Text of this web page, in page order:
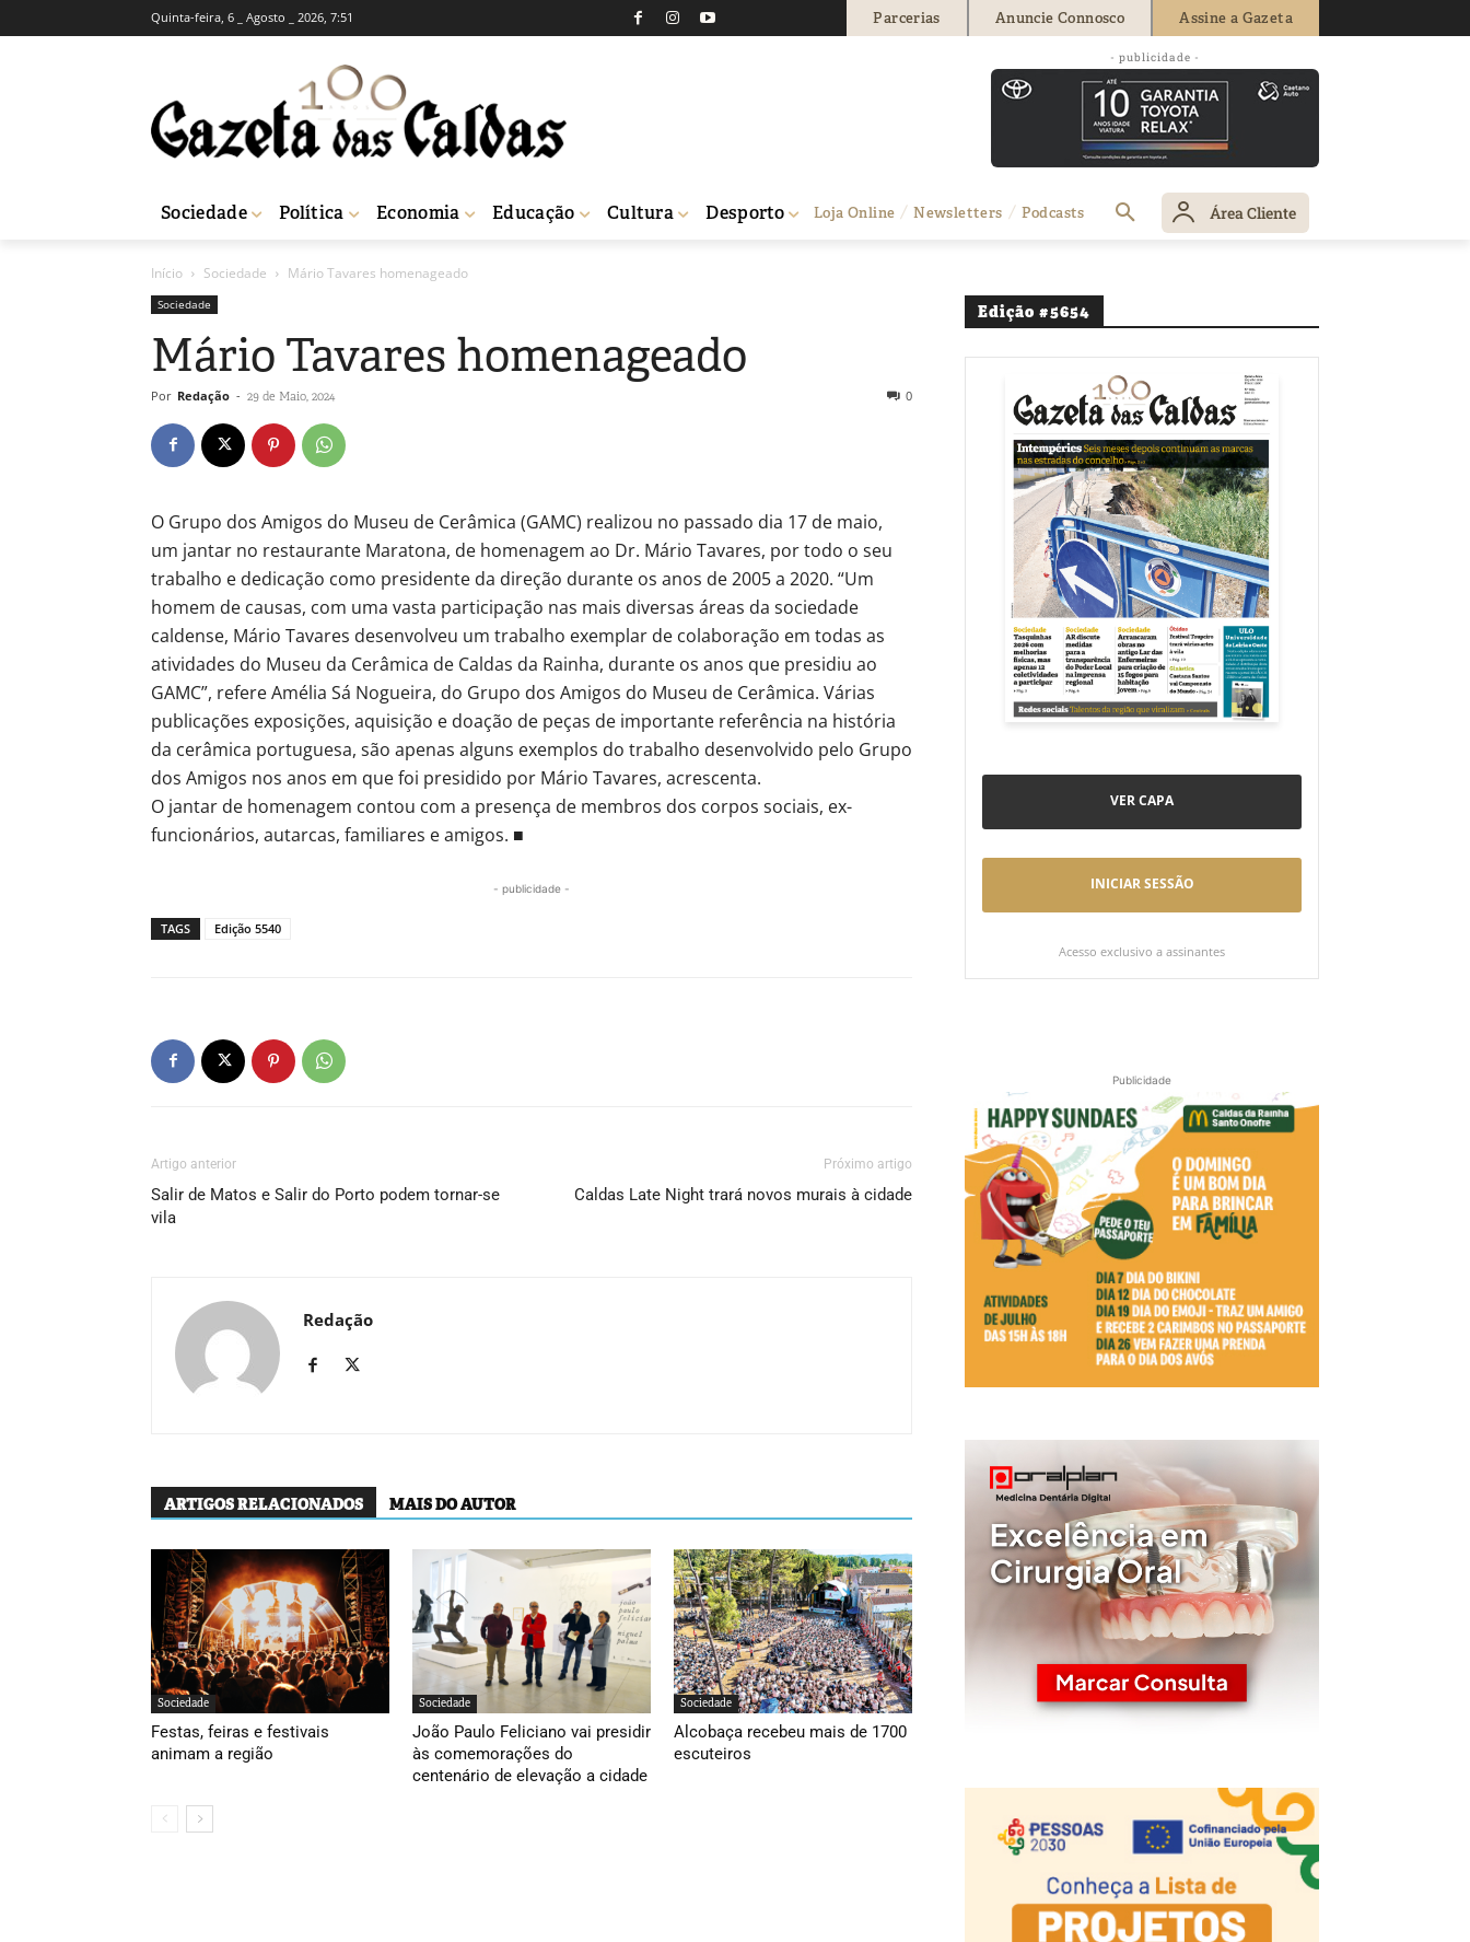
Quinta-feira, 6 _ Agosto _ 2026, 7:51 Parcerias Anuncie Connosco Assine a Gazeta
- publicidade -
Sociedade Política Economia Educação Cultura Desporto Loja Online Newsletters Podcasts Área Cliente
Início Sociedade Mário Tavares homenageado
Sociedade
Mário Tavares homenageado
Por Redação - 29 de Maio, 2024 0
O Grupo dos Amigos do Museu de Cerâmica (GAMC) realizou no passado dia 17 de maio,
um jantar no restaurante Maratona, de homenagem ao Dr. Mário Tavares, por todo o seu
trabalho e dedicação como presidente da direção durante os anos de 2005 a 2020. “Um
homem de causas, com uma vasta participação nas mais diversas áreas da sociedade
caldense, Mário Tavares desenvolveu um trabalho exemplar de colaboração em todas as
atividades do Museu da Cerâmica de Caldas da Rainha, durante os anos que presidiu ao
GAMC”, refere Amélia Sá Nogueira, do Grupo dos Amigos do Museu de Cerâmica. Várias
publicações exposições, aquisição e doação de peças de importante referência na história
da cerâmica portuguesa, são apenas alguns exemplos do trabalho desenvolvido pelo Grupo
dos Amigos nos anos em que foi presidido por Mário Tavares, acrescenta.
O jantar de homenagem contou com a presença de membros dos corpos sociais, ex-
funcionários, autarcas, familiares e amigos. ■
- publicidade -
TAGS Edição 5540
Artigo anterior
Salir de Matos e Salir do Porto podem tornar-se
vila
Próximo artigo
Caldas Late Night trará novos murais à cidade
Redação
ARTIGOS RELACIONADOS MAIS DO AUTOR
Sociedade
Festas, feiras e festivais
animam a região
Sociedade
João Paulo Feliciano vai presidir
às comemorações do
centenário de elevação a cidade
Sociedade
Alcobaça recebeu mais de 1700
escuteiros
Edição #5654
VER CAPA
INICIAR SESSÃO
Acesso exclusivo a assinantes
Publicidade